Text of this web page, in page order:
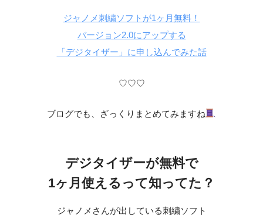
ジャノメ刺繍ソフトが1ヶ月無料！
バージョン2.0にアップする
「デジタイザー」に申し込んでみた話
♡♡♡
ブログでも、ざっくりまとめてみますね
デジタイザーが無料で
1ヶ月使えるって知ってた？
ジャノメさんが出している刺繍ソフト